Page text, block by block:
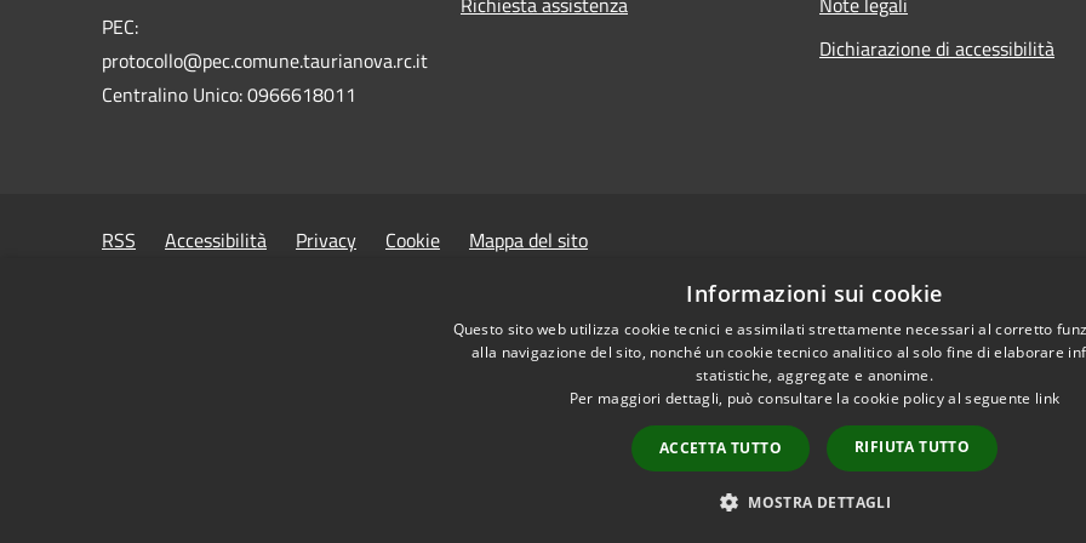
PEC:
protocollo@pec.comune.taurianova.rc.it
Centralino Unico: 0966618011
Dichiarazione di accessibilità
RSS Accessibilità Privacy Cookie Mappa del sito
Powered by
Il sito e i portali collegati
cui si rinvia per l'
raccolti da WAI vengono
e ad uso esclusivo
aderente alla
Informazioni sui cookie
Questo sito web utilizza cookie tecnici e assimilati strettamente necessari al corretto
alla navigazione del sito, nonché un cookie tecnico analitico al solo fine di elaborare
statistiche, aggregate e anonime.
Per maggiori dettagli, può consultare la cookie policy al seguente link
ACCETTA TUTTO RIFIUTA TUTTO
MOSTRA DETTAGLI